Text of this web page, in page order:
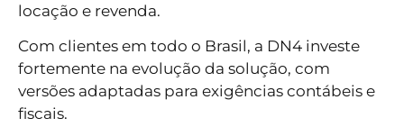
locação e revenda.
Com clientes em todo o Brasil, a DN4 investe
fortemente na evolução da solução, com
versões adaptadas para exigências contábeis e
fiscais.